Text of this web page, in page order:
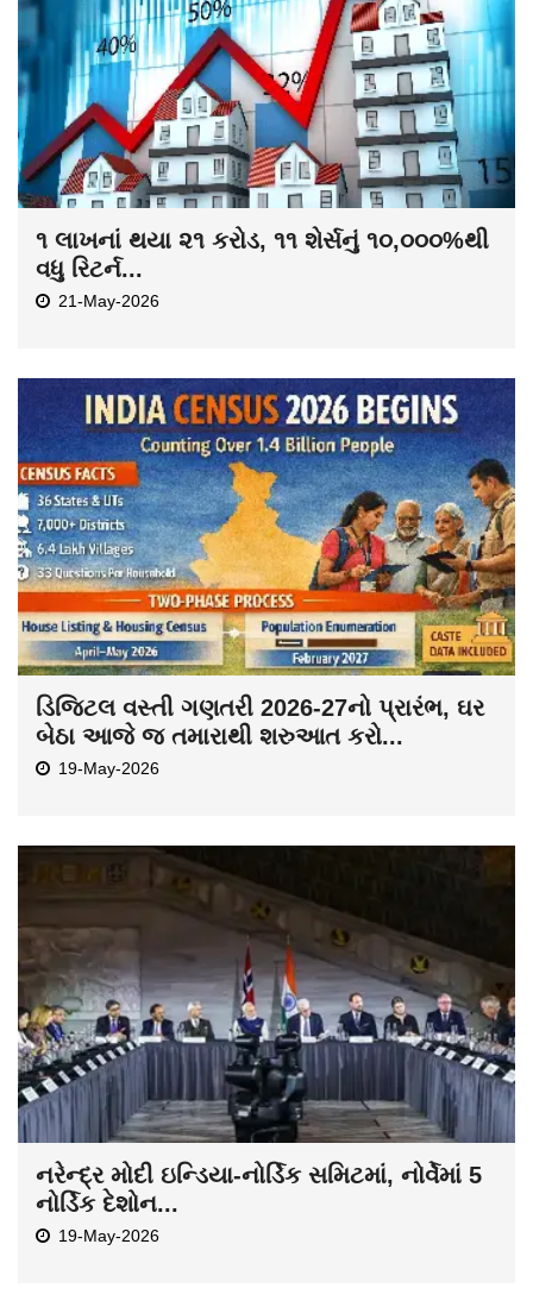
૧ લાખનાં થયા ૨૧ કરોડ, ૧૧ શેર્સનું ૧૦,૦૦૦%થી
વધુ રિટર્ન...
21-May-2026
ડિજિટલ વસ્તી ગણતરી 2026-27નો પ્રારંભ, ઘર
બેઠા આજે જ તમારાથી શરુઆત કરો...
19-May-2026
નરેન્દ્ર મોદી ઇન્ડિયા-નોર્ડિક સમિટમાં, નોર્વેમાં 5
નોર્ડિક દેશોન...
19-May-2026